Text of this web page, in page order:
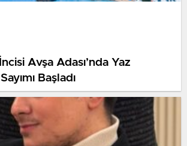
Avşa Adası’nda Yaz
Başladı